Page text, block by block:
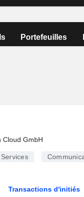
Portefeuilles
Cloud GmbH
Transactions d'initiés